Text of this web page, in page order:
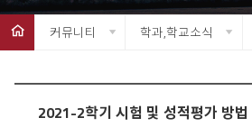
커뮤니티 학과,학교소식
2021-2학기 시험 및 성적평가 방